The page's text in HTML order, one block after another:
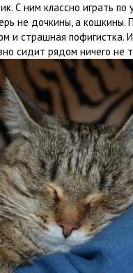
С ним классно играть
не дочкины, а
и страшная пофигистка.
сидит рядом ничего не